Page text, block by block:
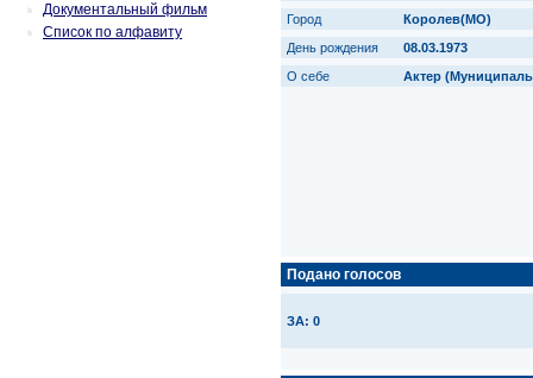
Документальный фильм
Список по алфавиту
Город
Королев(МО)
День рождения
08.03.1973
О себе
Актер
Подано голосов
ЗА: 0